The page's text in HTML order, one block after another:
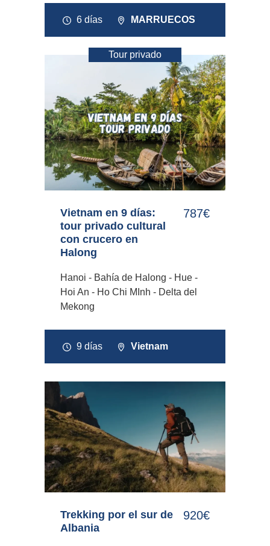
6 días MARRUECOS
Tour privado
Vietnam en 9 días:
tour privado cultural
con crucero en
Halong
787€
Hanoi - Bahía de Halong - Hue -
Hoi An - Ho Chi MInh - Delta del
Mekong
9 días Vietnam
Trekking por el sur de
Albania
920€